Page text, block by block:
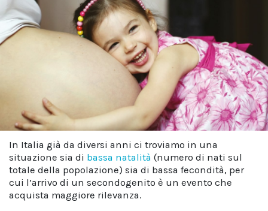
In Italia già da diversi anni ci troviamo in una
situazione sia di bassa natalità (numero di nati sul
totale della popolazione) sia di bassa fecondità, per
cui l’arrivo di un secondogenito è un evento che
acquista maggiore rilevanza.